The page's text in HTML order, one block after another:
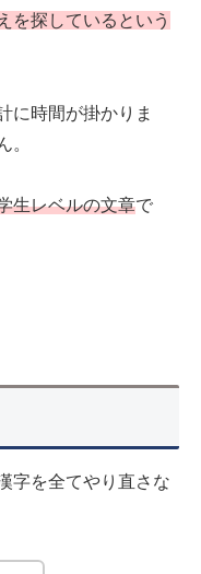
を探しているという
に時間が掛かりま
。
生レベルの文章で
字を全てやり直さな